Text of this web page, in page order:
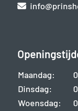
Maandag:
Dinsdag:
Woensdag: